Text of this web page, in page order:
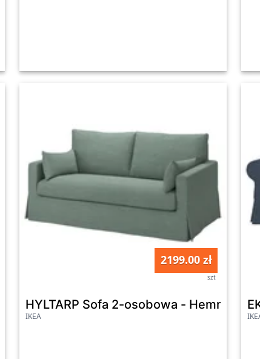
w angielskim stylu
2199.00 zł
szt
HYLTARP Sofa 2-osobowa - Hemmesta
IKEA